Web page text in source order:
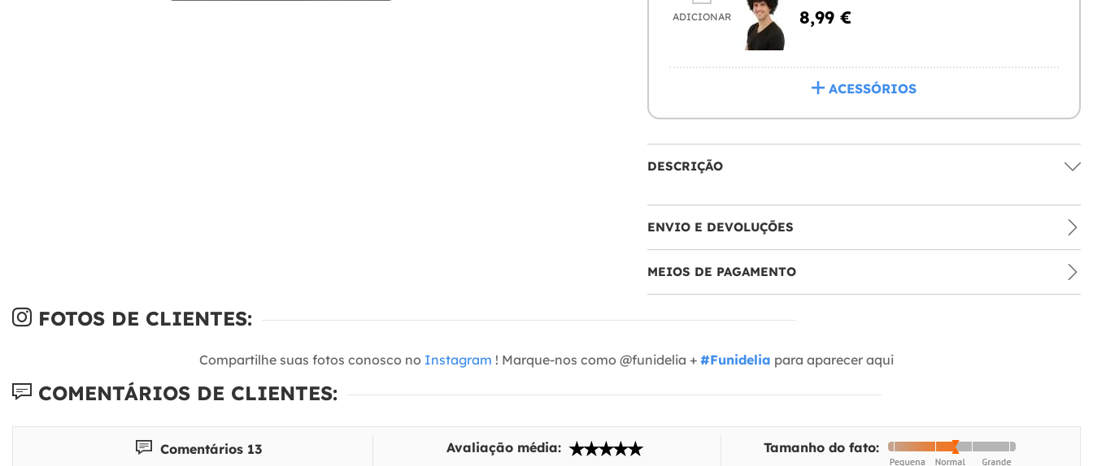
ADICIONAR 8,99 €
ACESSÓRIOS
DESCRIÇÃO
ENVIO E DEVOLUÇÕES
MEIOS DE PAGAMENTO
FOTOS DE CLIENTES:
Compartilhe suas fotos conosco no Instagram ! Marque-nos como @funidelia + #Funidelia para aparecer aqui
COMENTÁRIOS DE CLIENTES:
Comentários 13 Avaliação média: Tamanho do fato: